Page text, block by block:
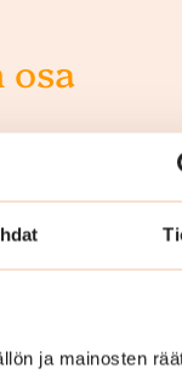
ja mainosten
kulutuksella
jalkineiden
ja hiekka